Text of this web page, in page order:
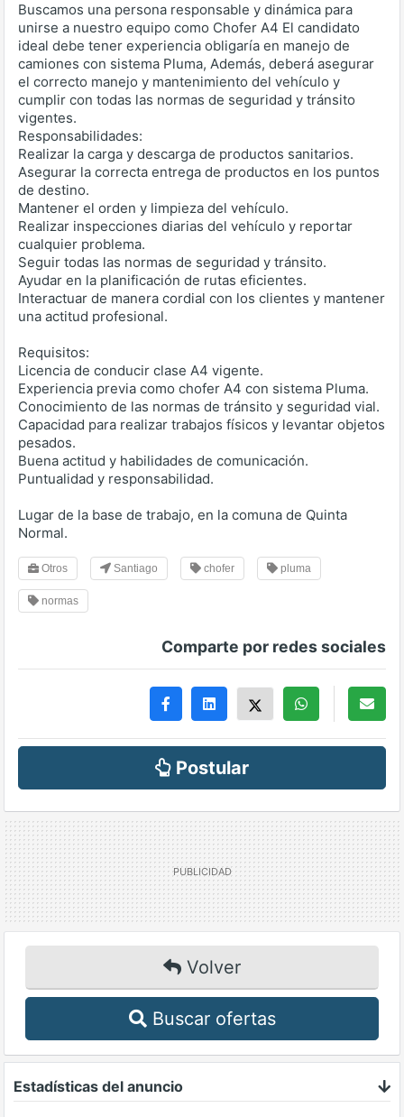
Buscamos una persona responsable y dinámica para
unirse a nuestro equipo como Chofer A4 El candidato
ideal debe tener experiencia obligaría en manejo de
camiones con sistema Pluma, Además, deberá asegurar
el correcto manejo y mantenimiento del vehículo y
cumplir con todas las normas de seguridad y tránsito
vigentes.
Responsabilidades:
Realizar la carga y descarga de productos sanitarios.
Asegurar la correcta entrega de productos en los puntos
de destino.
Mantener el orden y limpieza del vehículo.
Realizar inspecciones diarias del vehículo y reportar
cualquier problema.
Seguir todas las normas de seguridad y tránsito.
Ayudar en la planificación de rutas eficientes.
Interactuar de manera cordial con los clientes y mantener
una actitud profesional.
Requisitos:
Licencia de conducir clase A4 vigente.
Experiencia previa como chofer A4 con sistema Pluma.
Conocimiento de las normas de tránsito y seguridad vial.
Capacidad para realizar trabajos físicos y levantar objetos
pesados.
Buena actitud y habilidades de comunicación.
Puntualidad y responsabilidad.
Lugar de la base de trabajo, en la comuna de Quinta
Normal.
Otros Santiago chofer pluma
normas
Comparte por redes sociales
Postular
Volver
Buscar ofertas
Estadísticas del anuncio